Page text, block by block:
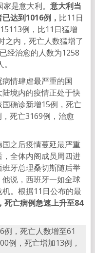
是意大利。 意大利当
达到1016例， 比11日
例，比11日猛增
之内，死亡人数猛增了
经治愈的人数为1258
情肆虐最严重的国
境内的疫情正处于快
确诊新增15例，死亡
死亡3169例，治愈
之后疫情蔓延最严重
全体内阁成员周四进
牙总理桑切斯随后举
说，西班牙一如全球
。根据11日公布的最
死亡病例急速上升至84
例，死亡人数增至61
例，死亡增加13例，